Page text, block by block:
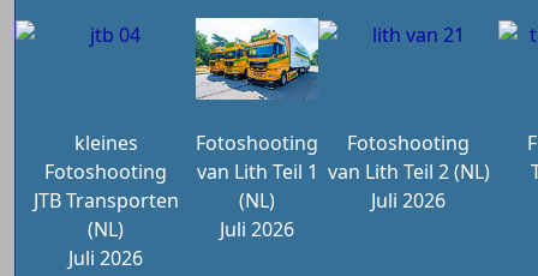
kleines
Fotoshooting
JTB Transporten
(NL)
Juli 2026
Fotoshooting
van Lith Teil 1
(NL)
Juli 2026
Fotoshooting
van Lith Teil 2 (NL)
Juli 2026